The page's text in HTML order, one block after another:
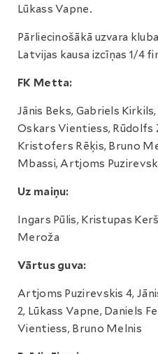
Lūkass Vapne.
Pārliecinošākā uzvara
Latvijas kausa izcīņas 1/4
FK Metta:
Jānis Beks, Gabriels
Oskars Vientiess, Rūdolfs
Kristofers Rēķis, Bruno
Mbassi, Artjoms
Uz maiņu:
Ingars Pūlis, Kristupas
Meroža
Vārtus guva:
Artjoms Puzirevskis 4,
2, Lūkass Vapne, Daniels
Vientiess, Bruno Melnis